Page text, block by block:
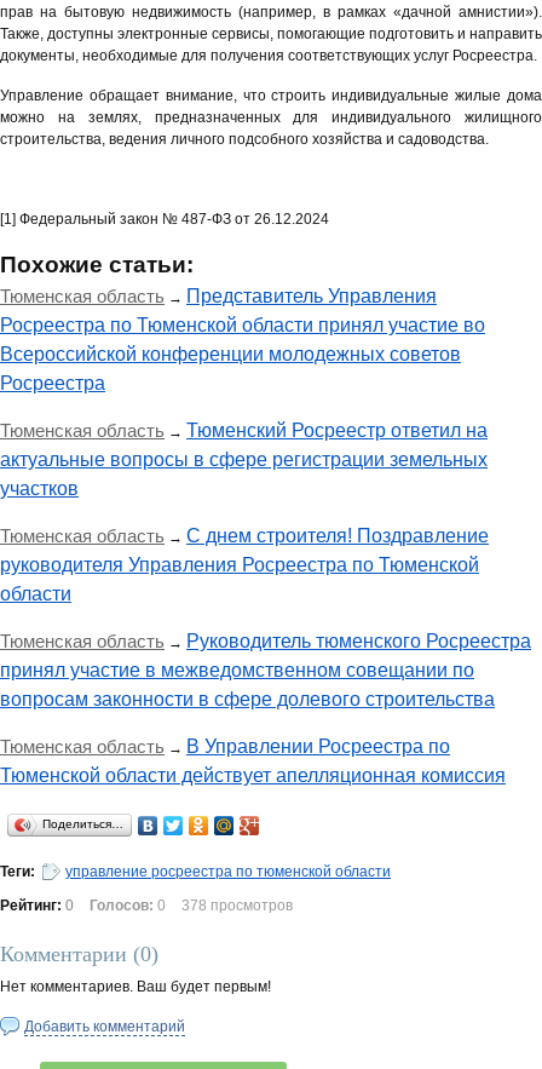
прав на бытовую недвижимость (например, в рамках «дачной амнистии»).
Также, доступны электронные сервисы, помогающие подготовить и направить
документы, необходимые для получения соответствующих услуг Росреестра.
Управление обращает внимание, что строить индивидуальные жилые дома
можно на землях, предназначенных для индивидуального жилищного
строительства, ведения личного подсобного хозяйства и садоводства.
[1] Федеральный закон № 487-ФЗ от 26.12.2024
Похожие статьи:
Тюменская область → Представитель Управления
Росреестра по Тюменской области принял участие во
Всероссийской конференции молодежных советов
Росреестра
Тюменская область → Тюменский Росреестр ответил на
актуальные вопросы в сфере регистрации земельных
участков
Тюменская область → С днем строителя! Поздравление
руководителя Управления Росреестра по Тюменской
области
Тюменская область → Руководитель тюменского Росреестра
принял участие в межведомственном совещании по
вопросам законности в сфере долевого строительства
Тюменская область → В Управлении Росреестра по
Тюменской области действует апелляционная комиссия
Поделиться…
Теги:
управление росреестра по тюменской области
Рейтинг: 0 Голосов: 0 378 просмотров
Комментарии (0)
Нет комментариев. Ваш будет первым!
Добавить комментарий